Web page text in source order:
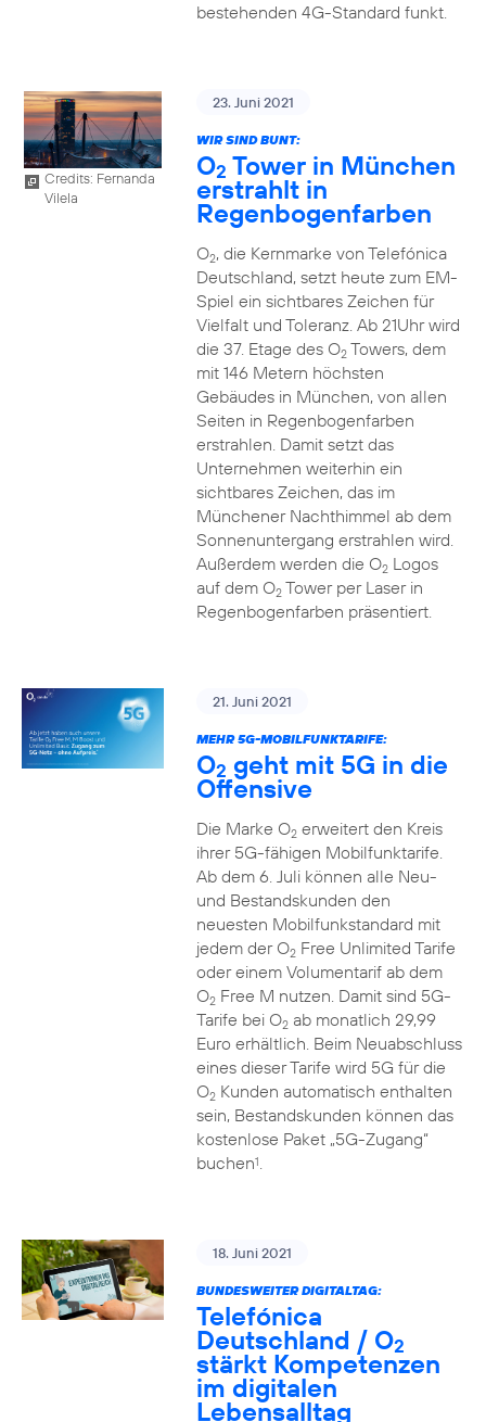
bestehenden 4G-Standard funkt.
Credits: Fernanda
Vilela
23. Juni 2021
WIR SIND BUNT:
O2 Tower in München
erstrahlt in
Regenbogenfarben
O2, die Kernmarke von Telefónica
Deutschland, setzt heute zum EM-
Spiel ein sichtbares Zeichen für
Vielfalt und Toleranz. Ab 21Uhr wird
die 37. Etage des O2Towers, dem
mit 146 Metern höchsten
Gebäudes in München, von allen
Seiten in Regenbogenfarben
erstrahlen. Damit setzt das
Unternehmen weiterhin ein
sichtbares Zeichen, das im
Münchener Nachthimmel ab dem
Sonnenuntergang erstrahlen wird.
Außerdem werden die O2Logos
auf dem O2Tower per Laser in
Regenbogenfarben präsentiert.
21. Juni 2021
MEHR 5G-MOBILFUNKTARIFE:
O2 geht mit 5G in die
Offensive
Die Marke O2erweitert den Kreis
ihrer 5G-fähigen Mobilfunktarife.
Ab dem 6. Juli können alle Neu-
und Bestandskunden den
neuesten Mobilfunkstandard mit
jedem der O2Free Unlimited Tarife
oder einem Volumentarif ab dem
O2Free M nutzen. Damit sind 5G-
Tarife bei O2ab monatlich 29,99
Euro erhältlich. Beim Neuabschluss
eines dieser Tarife wird 5G für die
O2Kunden automatisch enthalten
sein, Bestandskunden können das
kostenlose Paket „5G-Zugang“
buchen1.
18. Juni 2021
BUNDESWEITER DIGITALTAG:
Telefónica
Deutschland / O2
stärkt Kompetenzen
im digitalen
Lebensalltag